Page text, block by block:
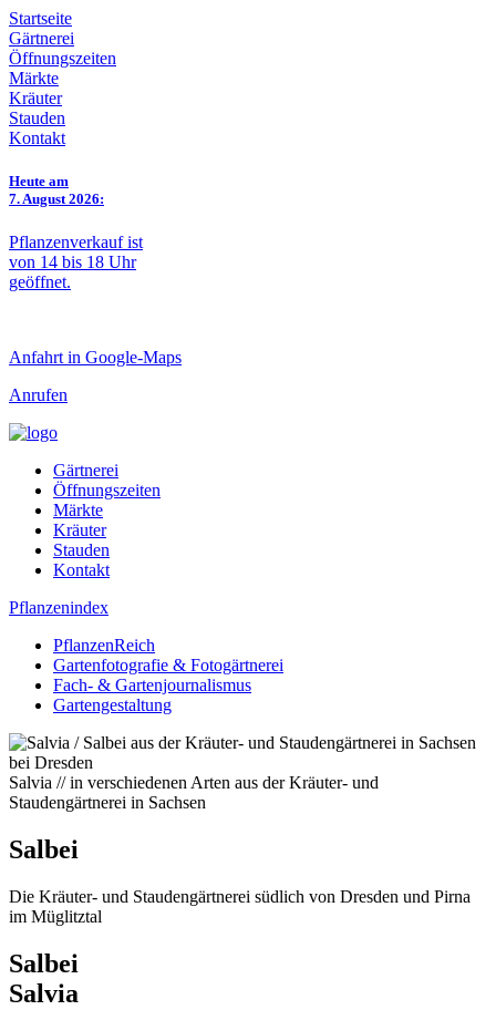
Startseite
Gärtnerei
Öffnungszeiten
Märkte
Kräuter
Stauden
Kontakt
Heute am
7. August 2026:
Pflanzenverkauf ist
von 14 bis 18 Uhr
geöffnet.
Anfahrt in Google-Maps
Anrufen
Gärtnerei
Öffnungszeiten
Märkte
Kräuter
Stauden
Kontakt
Pflanzenindex
PflanzenReich
Gartenfotografie & Fotogärtnerei
Fach- & Gartenjournalismus
Gartengestaltung
Salvia // in verschiedenen Arten aus der Kräuter- und
Staudengärtnerei in Sachsen
Salbei
Die Kräuter- und Staudengärtnerei südlich von Dresden und Pirna
im Müglitztal
Salbei
Salvia